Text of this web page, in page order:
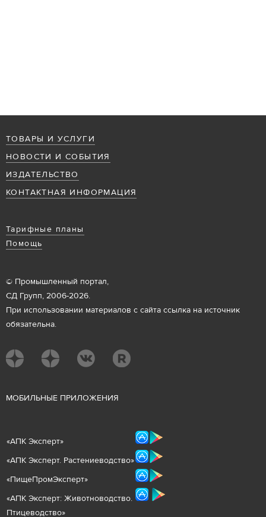
ТОВАРЫ И УСЛУГИ
НОВОСТИ И СОБЫТИЯ
ИЗДАТЕЛЬСТВО
КОНТАКТНАЯ ИНФОРМАЦИЯ
Тарифные планы
Помощь
© Промышленный портал,
СД Групп, 2006-2026.
При использовании материалов с сайта ссылка на источник
обязательна.
МОБИЛЬНЫЕ ПРИЛОЖЕНИЯ
«АПК Эксперт»
«АПК Эксперт. Растениеводство»
«ПищеПромЭксперт»
«АПК Эксперт: Животноводство.
Птицеводство»